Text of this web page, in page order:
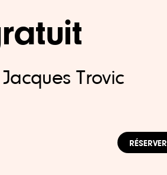
Trovic
RÉSERVER